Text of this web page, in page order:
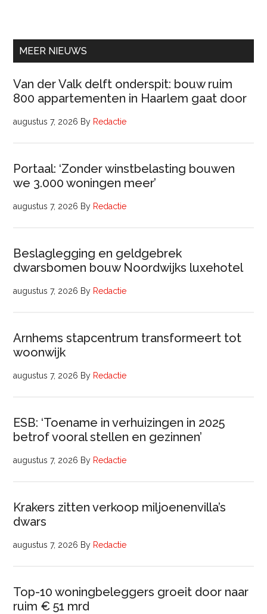
uur)
MEER NIEUWS
Van der Valk delft onderspit: bouw ruim
800 appartementen in Haarlem gaat door
augustus 7, 2026 By Redactie
Portaal: ‘Zonder winstbelasting bouwen
we 3.000 woningen meer’
augustus 7, 2026 By Redactie
Beslaglegging en geldgebrek
dwarsbomen bouw Noordwijks luxehotel
augustus 7, 2026 By Redactie
Arnhems stapcentrum transformeert tot
woonwijk
augustus 7, 2026 By Redactie
ESB: ‘Toename in verhuizingen in 2025
betrof vooral stellen en gezinnen’
augustus 7, 2026 By Redactie
Krakers zitten verkoop miljoenenvilla’s
dwars
augustus 7, 2026 By Redactie
Top-10 woningbeleggers groeit door naar
ruim € 51 mrd